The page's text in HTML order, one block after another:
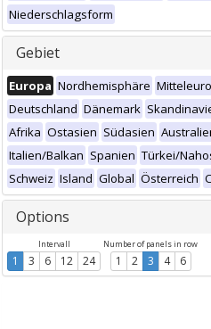
Niederschlagsform
Gebiet
Europa Nordhemisphäre
Deutschland Dänemark
Afrika Ostasien Südasien
Italien/Balkan Spanien Türkei/
Schweiz Island Global Österreich
Options
Intervall
1 3 6 12 24
Number of panels in row
1 2 3 4 6